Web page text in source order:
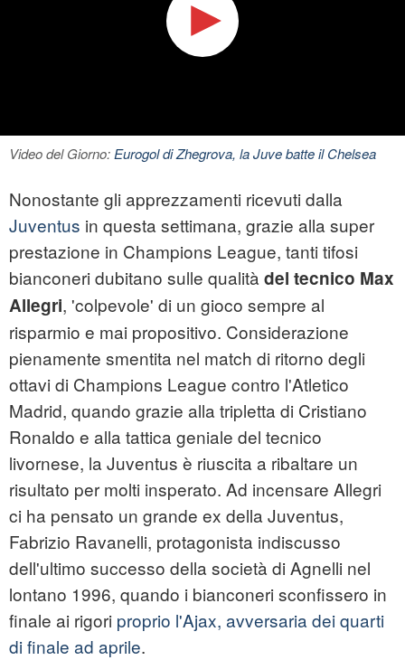
Video del Giorno:Eurogol di Zhegrova, la Juve batte il Chelsea
Nonostante gli apprezzamenti ricevuti dalla
Juventus in questa settimana, grazie alla super
prestazione in Champions League, tanti tifosi
bianconeri dubitano sulle qualità del tecnico Max
Allegri, 'colpevole' di un gioco sempre al
risparmio e mai propositivo. Considerazione
pienamente smentita nel match di ritorno degli
ottavi di Champions League contro l'Atletico
Madrid, quando grazie alla tripletta di Cristiano
Ronaldo e alla tattica geniale del tecnico
livornese, la Juventus è riuscita a ribaltare un
risultato per molti insperato. Ad incensare Allegri
ci ha pensato un grande ex della Juventus,
Fabrizio Ravanelli, protagonista indiscusso
dell'ultimo successo della società di Agnelli nel
lontano 1996, quando i bianconeri sconfissero in
finale ai rigori proprio l'Ajax, avversaria dei quarti
di finale ad aprile.